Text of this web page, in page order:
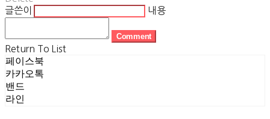
글쓴이
내용
Comment
Return To List
페이스북
카카오톡
밴드
라인